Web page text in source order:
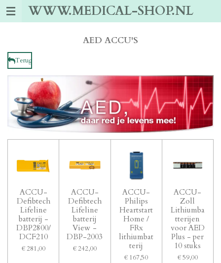
Ga
WWW.MEDICAL-SHOP.NL
AED ACCU'S
Terug
ACCU-
Defibtech
Lifeline
batterij -
DBP2800/
DCF210
€ 281,00
ACCU-
Defibtech
Lifeline
batterij
View -
DBP-2003
€ 242,00
ACCU-
Philips
Heartstart
Home /
FRx
lithiumbat
terij
€ 167,50
ACCU-
Zoll
Lithiumba
tterijen
voor AED
Plus - per
10 stuks
€ 59,00